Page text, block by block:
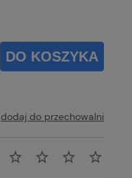
DO KOSZYKA
dodaj do przechowalni